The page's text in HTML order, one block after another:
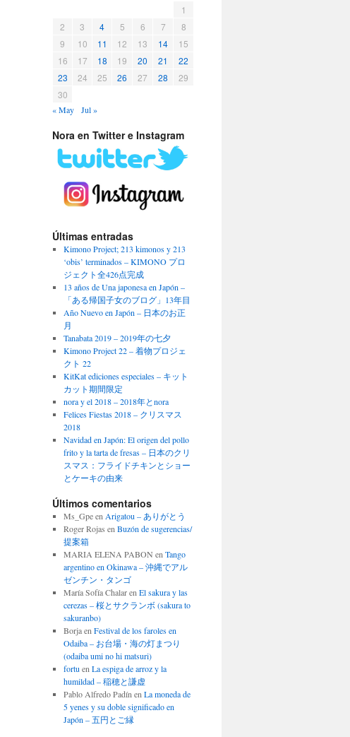
1
2
3 4 5 6 7
8
9
10 11 12 13 14
15
16
17 18 19 20 21
22
23
24 25 26 27 28
29
30
« May Jul »
Nora en Twitter e Instagram
Últimas entradas
Kimono Project; 213 kimonos y 213
‘obis’ terminados – KIMONO プロ
ジェクト全426点完成
13 años de Una japonesa en Japón –
「ある帰国子女のブログ」13年目
Año Nuevo en Japón – 日本のお正
月
Tanabata 2019 – 2019年の七夕
Kimono Project 22 – 着物プロジェ
クト 22
KitKat ediciones especiales – キット
カット期間限定
nora y el 2018 – 2018年とnora
Felices Fiestas 2018 – クリスマス
2018
Navidad en Japón: El origen del pollo
frito y la tarta de fresas – 日本のクリ
スマス：フライドチキンとショー
とケーキの由来
Últimos comentarios
Ms_Gpeen Arigatou – ありがとう
Roger Rojas en Buzón de sugerencias/
提案箱
MARIA ELENA PABON en Tango
argentino en Okinawa – 沖縄でアル
ゼンチン・タンゴ
María Sofía Chalaren El sakura y las
cerezas – 桜とサクランボ (sakura to
sakuranbo)
Borjaen Festival de los faroles en
Odaiba – お台場・海の灯まつり
(odaiba umi no hi matsuri)
fortu en La espiga de arroz y la
humildad – 稲穂と謙虚
Pablo Alfredo Padín en La moneda de
5 yenes y su doble significado en
Japón – 五円とご縁